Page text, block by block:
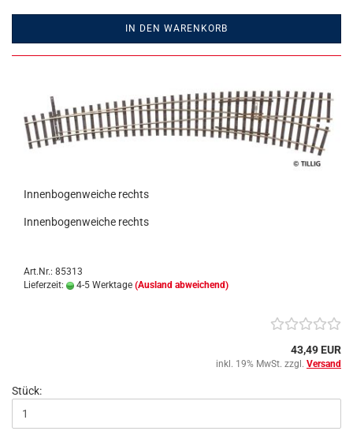
IN DEN WARENKORB
Innenbogenweiche rechts
Innenbogenweiche rechts
Art.Nr.: 85313
Lieferzeit:
4-5 Werktage (Ausland abweichend)
43,49 EUR
inkl. 19% MwSt. zzgl. Versand
Stück: